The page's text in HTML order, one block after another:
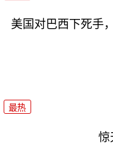
美国对巴西下死手
最热
惊